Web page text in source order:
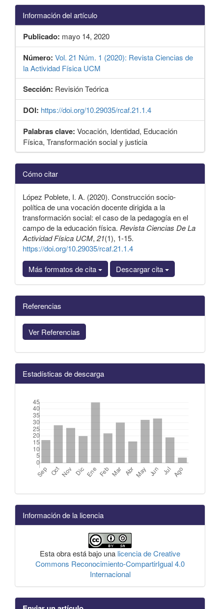
Información del artículo
Publicado: mayo 14, 2020
Número: Vol. 21 Núm. 1 (2020): Revista Ciencias de
la Actividad Física UCM
Sección: Revisión Teórica
DOI: https://doi.org/10.29035/rcaf.21.1.4
Palabras clave: Vocación, Identidad, Educación
Física, Transformación social y justicia
Detalles
del
artículo
Cómo citar
López Poblete, I. A. (2020). Construcción socio-
política de una vocación docente dirigida a la
transformación social: el caso de la pedagogía en el
campo de la educación física. Revista Ciencias De La
Actividad Física UCM, 21(1), 1-15.
https://doi.org/10.29035/rcaf.21.1.4
Más formatos de cita
Descargar cita
Referencias
Ver Referencias
Estadísticas de descarga
Información de la licencia
Esta obra está bajo una licencia de Creative
Commons Reconocimiento-CompartirIgual 4.0
Internacional